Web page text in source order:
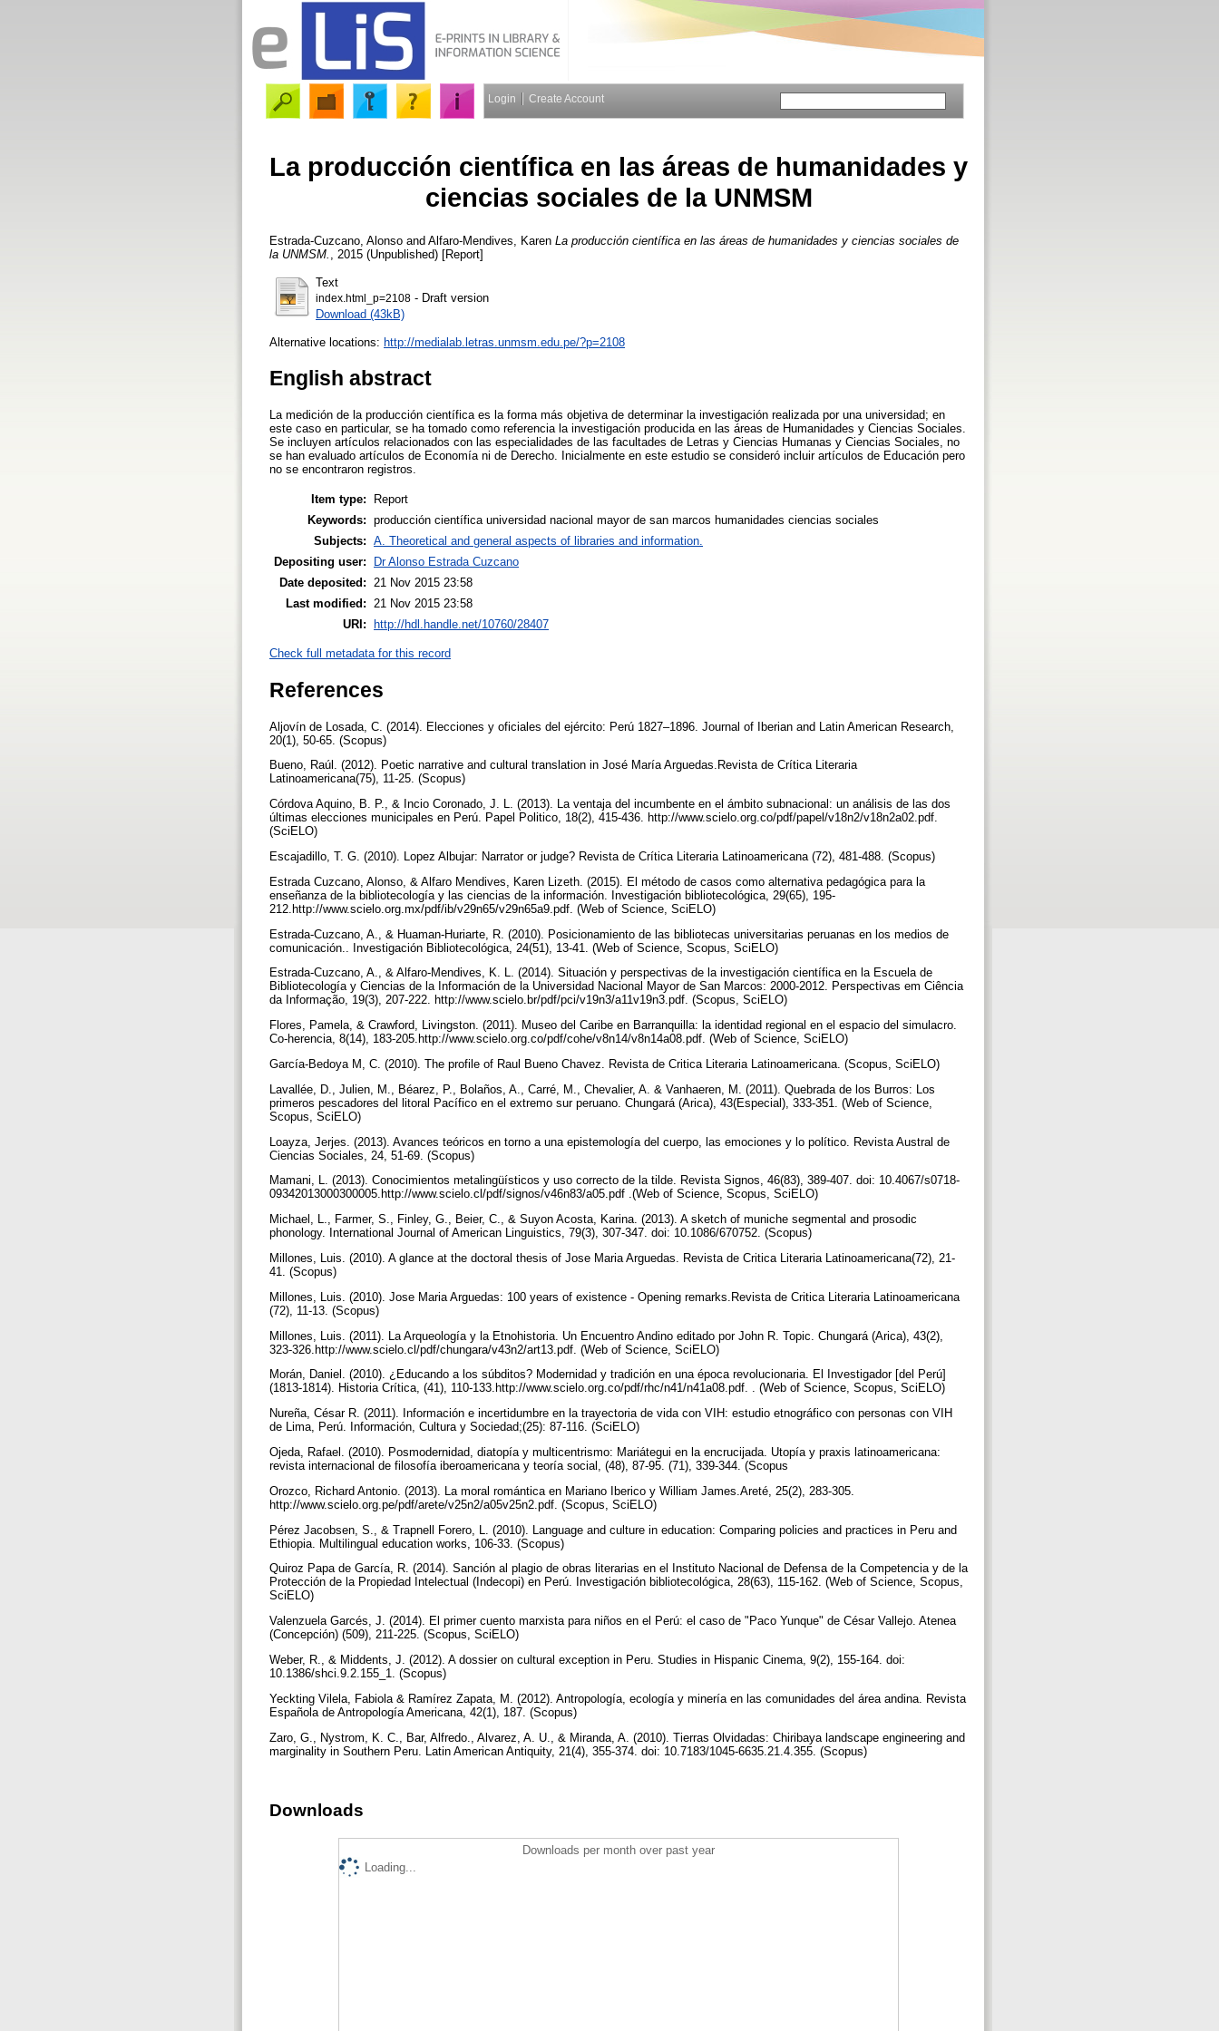
Login Create Account
La producción científica en las áreas de humanidades y
ciencias sociales de la UNMSM
Estrada-Cuzcano, Alonso and Alfaro-Mendives, Karen La producción científica en las áreas de humanidades y ciencias sociales de
la UNMSM.
, 2015 (Unpublished) [Report]
Text
index.html_p=2108 - Draft version
Download (43kB)
Alternative locations: http://medialab.letras.unmsm.edu.pe/?p=2108
English abstract
La medición de la producción científica es la forma más objetiva de determinar la investigación realizada por una universidad; en
este caso en particular, se ha tomado como referencia la investigación producida en las áreas de Humanidades y Ciencias Sociales.
Se incluyen artículos relacionados con las especialidades de las facultades de Letras y Ciencias Humanas y Ciencias Sociales, no
se han evaluado artículos de Economía ni de Derecho. Inicialmente en este estudio se consideró incluir artículos de Educación pero
no se encontraron registros.
Item type:
Report
Keywords: producción científica universidad nacional mayor de san marcos humanidades ciencias sociales
Subjects: A. Theoretical and general aspects of libraries and information.
Depositing user:
Dr Alonso Estrada Cuzcano
Date deposited:
21 Nov 2015 23:58
Last modified:
21 Nov 2015 23:58
URI: http://hdl.handle.net/10760/28407
Check full metadata for this record
References
Aljovín de Losada, C. (2014). Elecciones y oficiales del ejército: Perú 1827–1896. Journal of Iberian and Latin American Research,
20(1), 50-65. (Scopus)
Bueno, Raúl. (2012). Poetic narrative and cultural translation in José María Arguedas.Revista de Crítica Literaria
Latinoamericana(75), 11-25. (Scopus)
Córdova Aquino, B. P., & Incio Coronado, J. L. (2013). La ventaja del incumbente en el ámbito subnacional: un análisis de las dos
últimas elecciones municipales en Perú. Papel Politico, 18(2), 415-436. http://www.scielo.org.co/pdf/papel/v18n2/v18n2a02.pdf.
(SciELO)
Escajadillo, T. G. (2010). Lopez Albujar: Narrator or judge? Revista de Crítica Literaria Latinoamericana (72), 481-488. (Scopus)
Estrada Cuzcano, Alonso, & Alfaro Mendives, Karen Lizeth. (2015). El método de casos como alternativa pedagógica para la
enseñanza de la bibliotecología y las ciencias de la información. Investigación bibliotecológica, 29(65), 195-
212.http://www.scielo.org.mx/pdf/ib/v29n65/v29n65a9.pdf. (Web of Science, SciELO)
Estrada-Cuzcano, A., & Huaman-Huriarte, R. (2010). Posicionamiento de las bibliotecas universitarias peruanas en los medios de
comunicación.. Investigación Bibliotecológica, 24(51), 13-41. (Web of Science, Scopus, SciELO)
Estrada-Cuzcano, A., & Alfaro-Mendives, K. L. (2014). Situación y perspectivas de la investigación científica en la Escuela de
Bibliotecología y Ciencias de la Información de la Universidad Nacional Mayor de San Marcos: 2000-2012. Perspectivas em Ciência
da Informação, 19(3), 207-222. http://www.scielo.br/pdf/pci/v19n3/a11v19n3.pdf. (Scopus, SciELO)
Flores, Pamela, & Crawford, Livingston. (2011). Museo del Caribe en Barranquilla: la identidad regional en el espacio del simulacro.
Co-herencia, 8(14), 183-205.http://www.scielo.org.co/pdf/cohe/v8n14/v8n14a08.pdf. (Web of Science, SciELO)
García-Bedoya M, C. (2010). The profile of Raul Bueno Chavez. Revista de Critica Literaria Latinoamericana. (Scopus, SciELO)
Lavallée, D., Julien, M., Béarez, P., Bolaños, A., Carré, M., Chevalier, A. & Vanhaeren, M. (2011). Quebrada de los Burros: Los
primeros pescadores del litoral Pacífico en el extremo sur peruano. Chungará (Arica), 43(Especial), 333-351. (Web of Science,
Scopus, SciELO)
Loayza, Jerjes. (2013). Avances teóricos en torno a una epistemología del cuerpo, las emociones y lo político. Revista Austral de
Ciencias Sociales, 24, 51-69. (Scopus)
Mamani, L. (2013). Conocimientos metalingüísticos y uso correcto de la tilde. Revista Signos, 46(83), 389-407. doi: 10.4067/s0718-
09342013000300005.http://www.scielo.cl/pdf/signos/v46n83/a05.pdf .(Web of Science, Scopus, SciELO)
Michael, L., Farmer, S., Finley, G., Beier, C., & Suyon Acosta, Karina. (2013). A sketch of muniche segmental and prosodic
phonology. International Journal of American Linguistics, 79(3), 307-347. doi: 10.1086/670752. (Scopus)
Millones, Luis. (2010). A glance at the doctoral thesis of Jose Maria Arguedas. Revista de Critica Literaria Latinoamericana(72), 21-
41. (Scopus)
Millones, Luis. (2010). Jose Maria Arguedas: 100 years of existence - Opening remarks.Revista de Critica Literaria Latinoamericana
(72), 11-13. (Scopus)
Millones, Luis. (2011). La Arqueología y la Etnohistoria. Un Encuentro Andino editado por John R. Topic. Chungará (Arica), 43(2),
323-326.http://www.scielo.cl/pdf/chungara/v43n2/art13.pdf. (Web of Science, SciELO)
Morán, Daniel. (2010). ¿Educando a los súbditos? Modernidad y tradición en una época revolucionaria. El Investigador [del Perú]
(1813-1814). Historia Crítica, (41), 110-133.http://www.scielo.org.co/pdf/rhc/n41/n41a08.pdf. . (Web of Science, Scopus, SciELO)
Nureña, César R. (2011). Información e incertidumbre en la trayectoria de vida con VIH: estudio etnográfico con personas con VIH
de Lima, Perú. Información, Cultura y Sociedad;(25): 87-116. (SciELO)
Ojeda, Rafael. (2010). Posmodernidad, diatopía y multicentrismo: Mariátegui en la encrucijada. Utopía y praxis latinoamericana:
revista internacional de filosofía iberoamericana y teoría social, (48), 87-95. (71), 339-344. (Scopus
Orozco, Richard Antonio. (2013). La moral romántica en Mariano Iberico y William James.Areté, 25(2), 283-305.
http://www.scielo.org.pe/pdf/arete/v25n2/a05v25n2.pdf. (Scopus, SciELO)
Pérez Jacobsen, S., & Trapnell Forero, L. (2010). Language and culture in education: Comparing policies and practices in Peru and
Ethiopia. Multilingual education works, 106-33. (Scopus)
Quiroz Papa de García, R. (2014). Sanción al plagio de obras literarias en el Instituto Nacional de Defensa de la Competencia y de la
Protección de la Propiedad Intelectual (Indecopi) en Perú. Investigación bibliotecológica, 28(63), 115-162. (Web of Science, Scopus,
SciELO)
Valenzuela Garcés, J. (2014). El primer cuento marxista para niños en el Perú: el caso de "Paco Yunque" de César Vallejo. Atenea
(Concepción) (509), 211-225. (Scopus, SciELO)
Weber, R., & Middents, J. (2012). A dossier on cultural exception in Peru. Studies in Hispanic Cinema, 9(2), 155-164. doi:
10.1386/shci.9.2.155_1. (Scopus)
Yeckting Vilela, Fabiola & Ramírez Zapata, M. (2012). Antropología, ecología y minería en las comunidades del área andina. Revista
Española de Antropología Americana, 42(1), 187. (Scopus)
Zaro, G., Nystrom, K. C., Bar, Alfredo., Alvarez, A. U., & Miranda, A. (2010). Tierras Olvidadas: Chiribaya landscape engineering and
marginality in Southern Peru. Latin American Antiquity, 21(4), 355-374. doi: 10.7183/1045-6635.21.4.355. (Scopus)
Downloads
Downloads per month over past year
Loading...